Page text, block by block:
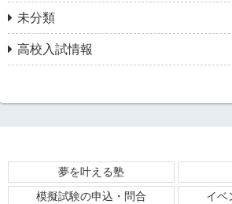
未分類
高校入試情報
夢を叶える塾
模擬試験の申込・問合
イベ